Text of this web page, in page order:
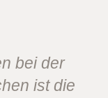
bei der
ist die